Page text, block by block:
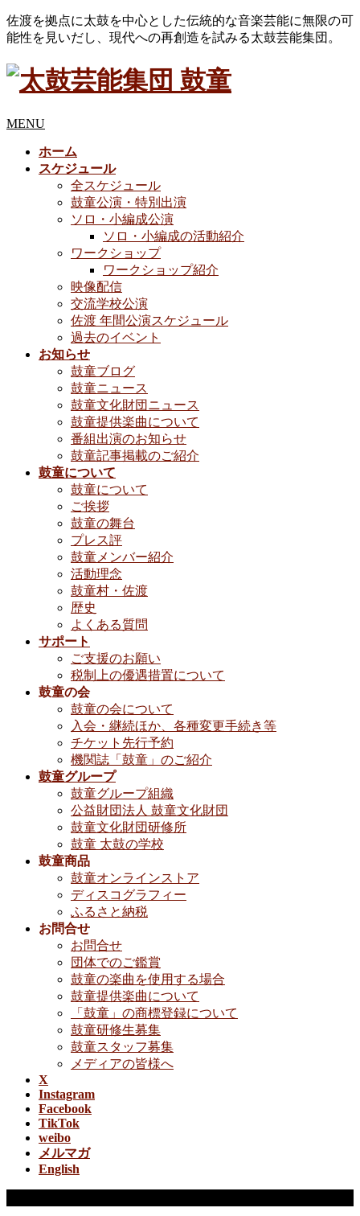
佐渡を拠点に太鼓を中心とした伝統的な音楽芸能に無限の可
能性を見いだし、現代への再創造を試みる太鼓芸能集団。
MENU
ホーム
スケジュール
全スケジュール
鼓童公演・特別出演
ソロ・小編成公演
ソロ・小編成の活動紹介
ワークショップ
ワークショップ紹介
映像配信
交流学校公演
佐渡 年間公演スケジュール
過去のイベント
お知らせ
鼓童ブログ
鼓童ニュース
鼓童文化財団ニュース
鼓童提供楽曲について
番組出演のお知らせ
鼓童記事掲載のご紹介
鼓童について
鼓童について
ご挨拶
鼓童の舞台
プレス評
鼓童メンバー紹介
活動理念
鼓童村・佐渡
歴史
よくある質問
サポート
ご支援のお願い
税制上の優遇措置について
鼓童の会
鼓童の会について
入会・継続ほか、各種変更手続き等
チケット先行予約
機関誌「鼓童」のご紹介
鼓童グループ
鼓童グループ組織
公益財団法人 鼓童文化財団
鼓童文化財団研修所
鼓童 太鼓の学校
鼓童商品
鼓童オンラインストア
ディスコグラフィー
ふるさと納税
お問合せ
お問合せ
団体でのご鑑賞
鼓童の楽曲を使用する場合
鼓童提供楽曲について
「鼓童」の商標登録について
鼓童研修生募集
鼓童スタッフ募集
メディアの皆様へ
X
Instagram
Facebook
TikTok
weibo
メルマガ
English